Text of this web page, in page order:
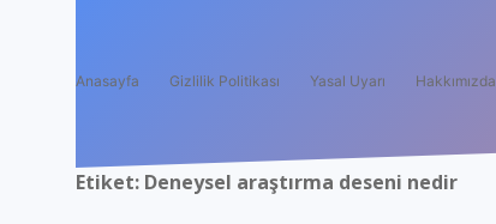
Anasayfa Gizlilik Politikası Yasal Uyarı Hakkımızda
Etiket: Deneysel araştırma deseni nedir